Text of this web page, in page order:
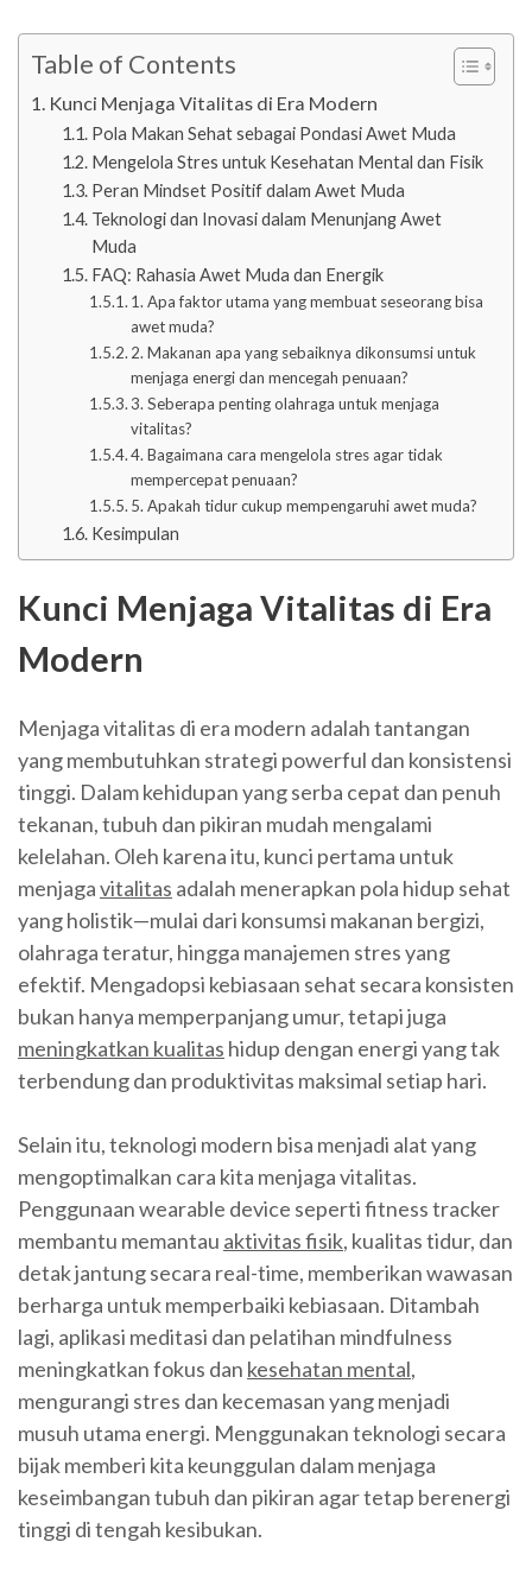
Table of Contents
Kunci Menjaga Vitalitas di Era Modern
Pola Makan Sehat sebagai Pondasi Awet Muda
Mengelola Stres untuk Kesehatan Mental dan Fisik
Peran Mindset Positif dalam Awet Muda
Teknologi dan Inovasi dalam Menunjang Awet
Muda
FAQ: Rahasia Awet Muda dan Energik
1. Apa faktor utama yang membuat seseorang bisa
awet muda?
2. Makanan apa yang sebaiknya dikonsumsi untuk
menjaga energi dan mencegah penuaan?
3. Seberapa penting olahraga untuk menjaga
vitalitas?
4. Bagaimana cara mengelola stres agar tidak
mempercepat penuaan?
5. Apakah tidur cukup mempengaruhi awet muda?
Kesimpulan
Kunci Menjaga Vitalitas di Era
Modern
Menjaga vitalitas di era modern adalah tantangan
yang membutuhkan strategi powerful dan konsistensi
tinggi. Dalam kehidupan yang serba cepat dan penuh
tekanan, tubuh dan pikiran mudah mengalami
kelelahan. Oleh karena itu, kunci pertama untuk
menjagavitalitas adalah menerapkan pola hidup sehat
yang holistik—mulai dari konsumsi makanan bergizi,
olahraga teratur, hingga manajemen stres yang
efektif. Mengadopsi kebiasaan sehat secara konsisten
bukan hanya memperpanjang umur, tetapi juga
meningkatkan kualitas hidup dengan energi yang tak
terbendung dan produktivitas maksimal setiap hari.
Selain itu, teknologi modern bisa menjadi alat yang
mengoptimalkan cara kita menjaga vitalitas.
Penggunaan wearable device seperti fitness tracker
membantu memantau aktivitas fisik, kualitas tidur, dan
detak jantung secara real-time, memberikan wawasan
berharga untuk memperbaiki kebiasaan. Ditambah
lagi, aplikasi meditasi dan pelatihan mindfulness
meningkatkan fokus dan kesehatan mental,
mengurangi stres dan kecemasan yang menjadi
musuh utama energi. Menggunakan teknologi secara
bijak memberi kita keunggulan dalam menjaga
keseimbangan tubuh dan pikiran agar tetap berenergi
tinggi di tengah kesibukan.